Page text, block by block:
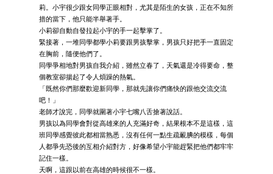
莉。小宇很少跟女同學正眼相對，尤其是陌生的女孩，正在不知所
措的當下，他只能半舉著手。
小莉卻自動自發拉起小宇的手一起擊掌了。
緊接著，一堆同學都學小莉要跟男孩擊掌，男孩只好把手一直固定
在胸前，隨便他們了。
同學爭相地對男孩自我介紹，雖然立春了，天氣還是冷得要命，整
個教室卻揚起了令人煩躁的熱氣。
「既然你們那麼歡迎新同學，那就先讓你們痛快的跟他交流交流
吧！」
老師才說完，同學就圍著小宇七嘴八舌搶著說話。
男孩以為同學會對從高雄來的人充滿好奇，結果根本不是這樣，這
班同學感覺彼此都相當熟悉，沒有任何一點生疏靦腆的模樣，每個
人都爭先恐後的互相介紹對方，好像希望小宇能趕緊把他們都牢牢
記住一樣。
天啊，這跟以前在高雄的時候很不一樣。